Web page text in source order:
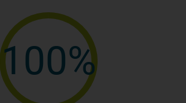
100%